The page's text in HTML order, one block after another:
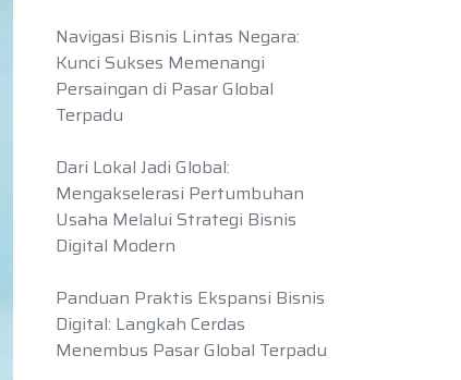
Navigasi Bisnis Lintas Negara:
Kunci Sukses Memenangi
Persaingan di Pasar Global
Terpadu
Dari Lokal Jadi Global:
Mengakselerasi Pertumbuhan
Usaha Melalui Strategi Bisnis
Digital Modern
Panduan Praktis Ekspansi Bisnis
Digital: Langkah Cerdas
Menembus Pasar Global Terpadu